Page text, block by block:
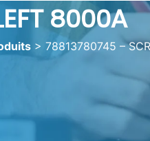
8000A
>78813780745 –